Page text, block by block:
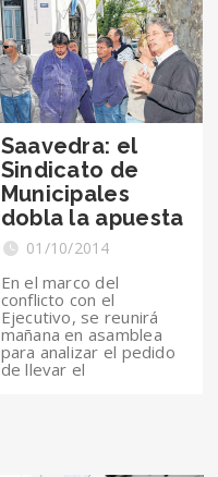
Saavedra: el
Sindicato de
Municipales
dobla la apuesta
01/10/2014
En el marco del
conflicto con el
Ejecutivo, se reunirá
mañana en asamblea
para analizar el pedido
de llevar el